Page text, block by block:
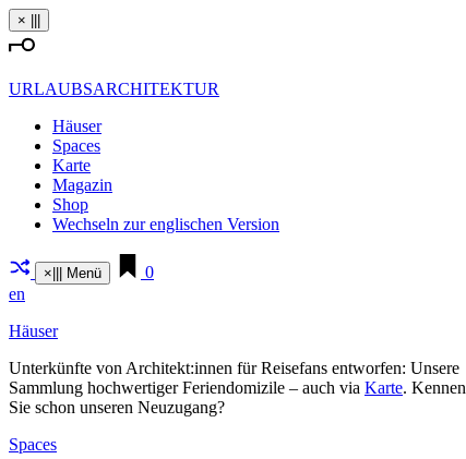
Zum
Inhalt
springen
×
URLAUBSARCHITEKTUR
Häuser
Spaces
Karte
Magazin
Shop
Wechseln zur englischen Version
× Menü
0
en
Häuser
Unter­künfte von Architekt:innen für Rei­sefans ent­worfen: Unsere
Sammlung hoch­wer­tiger Feri­en­do­mizile – auch via Karte. Kennen
Sie schon unseren Neu­zugang?
Spaces